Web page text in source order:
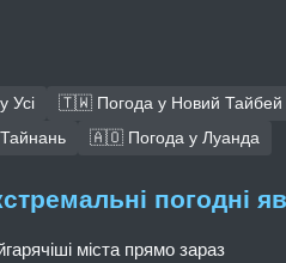
Усі
🇹🇼 Погода у Новий Тайбей
🇦🇴 Погода у Луанда
погодні
міста прямо зараз